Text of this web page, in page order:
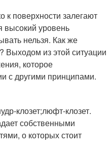
к поверхности залегают
высокий уровень
нельзя. Как же
Выходом из этой ситуации
которое
с другими принципами.
клозет;люфт-клозет.
собственными
о которых стоит